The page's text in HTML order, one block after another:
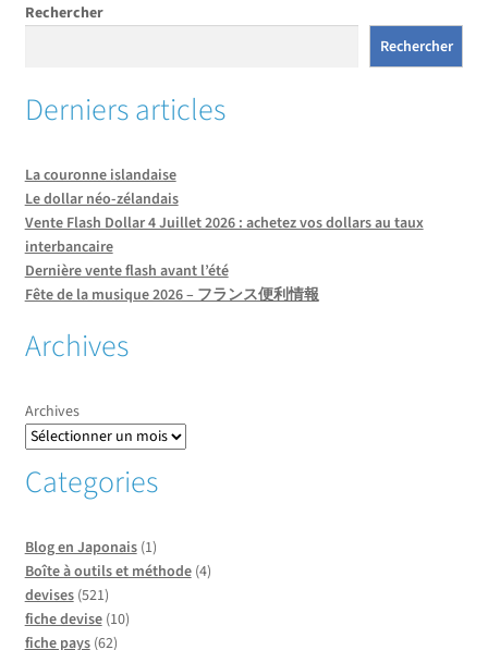
Rechercher
Rechercher
Derniers articles
La couronne islandaise
Le dollar néo-zélandais
Vente Flash Dollar 4 Juillet 2026 : achetez vos dollars au taux
interbancaire
Dernière vente flash avant l’été
Fête de la musique 2026 – フランス便利情報
Archives
Archives
Categories
Blog en Japonais(1)
Boîte à outils et méthode(4)
devises(521)
fiche devise(10)
fiche pays(62)